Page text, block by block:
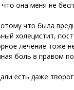
она меня не
что была
холецистит,
лечение тоже
боль в правом
есть даже